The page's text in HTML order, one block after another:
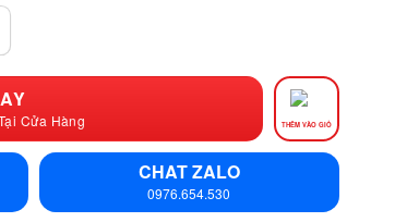
Cửa Hàng THÊM VÀO GIỎ
CHAT ZALO
0976.654.530